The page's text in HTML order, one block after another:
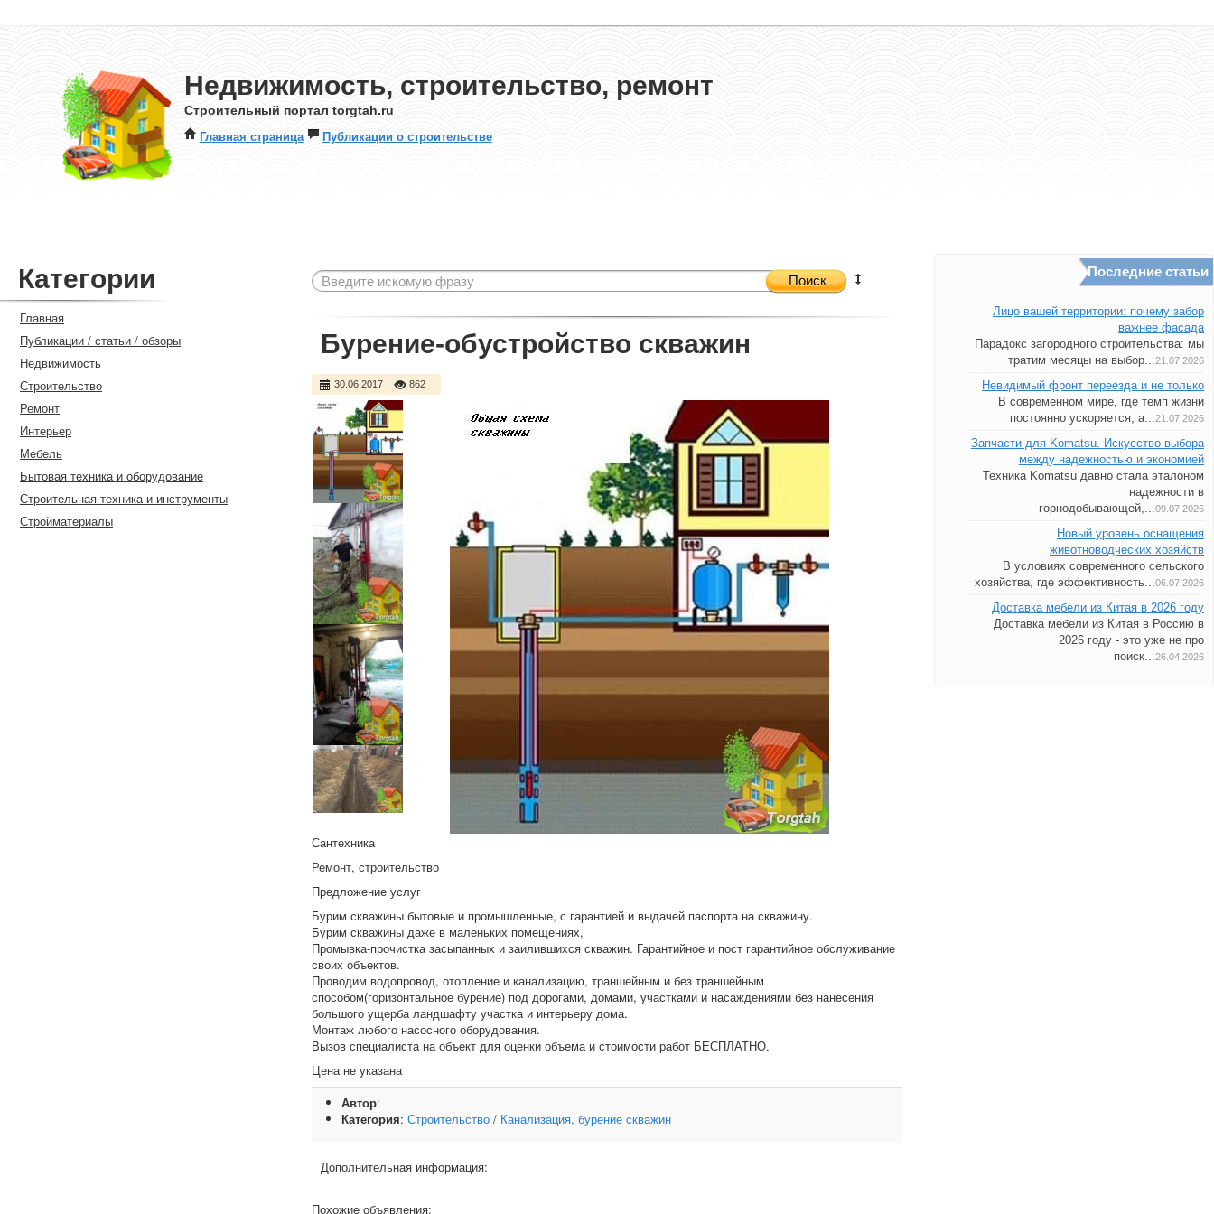
Недвижимость, строительство, ремонт
Строительный портал torgtah.ru
Главная страница Публикации о строительстве
Категории
Главная
Публикации / статьи / обзоры
Недвижимость
Строительство
Ремонт
Интерьер
Мебель
Бытовая техника и оборудование
Строительная техника и инструменты
Стройматериалы
Поиск
Бурение-обустройство скважин
30.06.2017 862
Сантехника
Ремонт, строительство
Предложение услуг
Бурим скважины бытовые и промышленные, с гарантией и выдачей паспорта на скважину.
Бурим скважины даже в маленьких помещениях,
Промывка-прочистка засыпанных и заилившихся скважин. Гарантийное и пост гарантийное обслуживание
своих объектов.
Проводим водопровод, отопление и канализацию, траншейным и без траншейным
способом(горизонтальное бурение) под дорогами, домами, участками и насаждениями без нанесения
большого ущерба ландшафту участка и интерьеру дома.
Монтаж любого насосного оборудования.
Вызов специалиста на объект для оценки объема и стоимости работ БЕСПЛАТНО.
Цена не указана
Автор:
Категория: Строительство/ Канализация, бурение скважин
Дополнительная информация:
Похожие объявления:
Последние статьи
Лицо вашей территории: почему забор
важнее фасада
Парадокс загородного строительства: мы
тратим месяцы на выбор...21.07.2026
Невидимый фронт переезда и не только
В современном мире, где темп жизни
постоянно ускоряется, а...21.07.2026
Запчасти для Komatsu. Искусство выбора
между надежностью и экономией
Техника Komatsu давно стала эталоном
надежности в
горнодобывающей,...09.07.2026
Новый уровень оснащения
животноводческих хозяйств
В условиях современного сельского
хозяйства, где эффективность...06.07.2026
Доставка мебели из Китая в 2026 году
Доставка мебели из Китая в Россию в
2026 году - это уже не про
поиск...26.04.2026